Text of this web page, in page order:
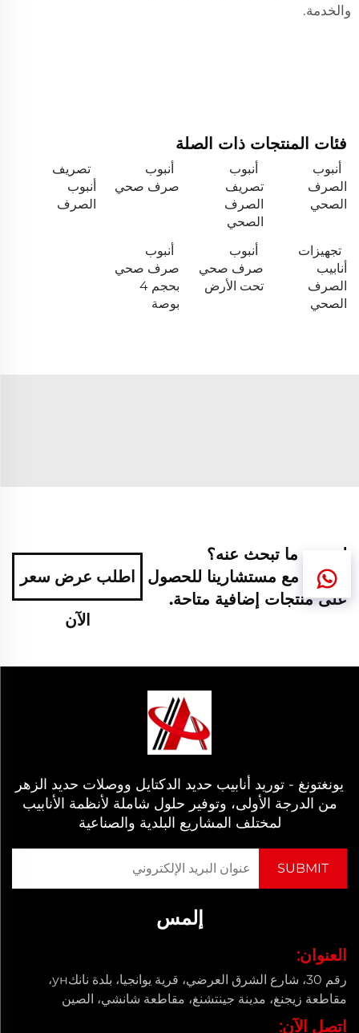
والخدمة.
فئات المنتجات ذات الصلة
أنبوب
الصرف
الصحي
أنبوب
تصريف
الصرف
الصحي
أنبوب
صرف صحي
تصريف
أنبوب
الصرف
تجهيزات
أنابيب
الصرف
الصحي
أنبوب
صرف صحي
تحت الأرض
أنبوب
صرف صحي
بحجم 4
بوصة
لم تجد ما تبحث عنه؟
تواصل مع مستشارينا للحصول
على منتجات إضافية متاحة.
اطلب عرض سعر
الآن
يونغتونغ - توريد أنابيب حديد الدكتايل ووصلات حديد الزهر
من الدرجة الأولى، وتوفير حلول شاملة لأنظمة الأنابيب
لمختلف المشاريع البلدية والصناعية
إلمس
العنوان:
رقم 30، شارع الشرق العرضي، قرية يوانجيا، بلدة نانكун،
مقاطعة زيجنغ، مدينة جينتشنغ، مقاطعة شانشي، الصين
اتصل الآن: